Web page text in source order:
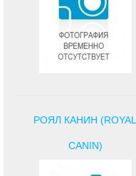
РОЯЛ КАНИН (ROYAL
CANIN)